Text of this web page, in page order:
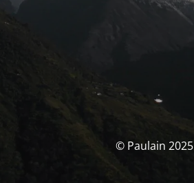
© Paulain 2025